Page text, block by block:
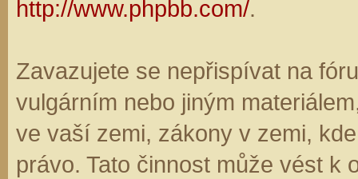
http://www.phpbb.com/.
Zavazujete se nepřispívat na
vulgárním nebo jiným
ve vaší zemi, zákony v zemi,
právo. Tato činnost může vést k